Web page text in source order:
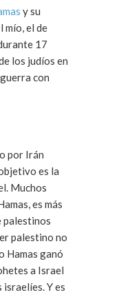
y su
mío, el de
17
los judíos en
con
por Irán
es la
Muchos
es más
palestinos
palestino no
Hamas ganó
a Israel
Y es